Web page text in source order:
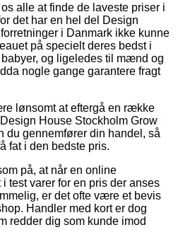
alle at finde de laveste priser i
det har en hel del Design
i Danmark ikke kunne
på specielt deres bedst i
og ligeledes til mænd og
nogle gange garantere fragt
lønsomt at eftergå en række
House Stockholm Grow
du gennemfører din handel, så
fat i den bedste pris.
på, at når en online
test varer for en pris der anses
er det ofte være et bevis
Handler med kort er dog
redder dig som kunde imod